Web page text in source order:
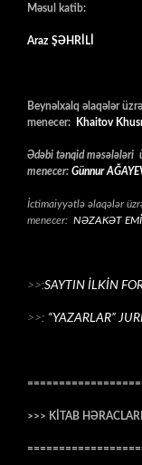
Məsul katib:
Araz ŞƏHRİLİ
Beynəlxalq əlaqələr üzrə
menecer:
Khaitov
Ədəbi tənqid məsələləri
menecer: Günnur
İctimaiyyətlə əlaqələr
menecer: NƏZAKƏT
>>:SAYTIN İLKİN
>>: “YAZARLAR”
>>> KİTAB